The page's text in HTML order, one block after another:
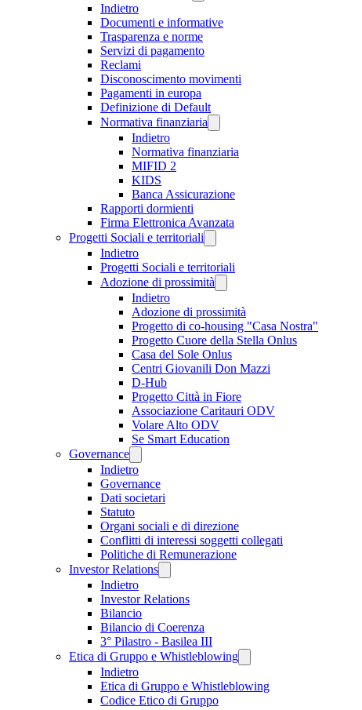
Indietro
Documenti e informative
Trasparenza e norme
Servizi di pagamento
Reclami
Disconoscimento movimenti
Pagamenti in europa
Definizione di Default
Normativa finanziaria
Indietro
Normativa finanziaria
MIFID 2
KIDS
Banca Assicurazione
Rapporti dormienti
Firma Elettronica Avanzata
Progetti Sociali e territoriali
Indietro
Progetti Sociali e territoriali
Adozione di prossimità
Indietro
Adozione di prossimità
Progetto di co-housing "Casa Nostra"
Progetto Cuore della Stella Onlus
Casa del Sole Onlus
Centri Giovanili Don Mazzi
D-Hub
Progetto Città in Fiore
Associazione Caritauri ODV
Volare Alto ODV
Se Smart Education
Governance
Indietro
Governance
Dati societari
Statuto
Organi sociali e di direzione
Conflitti di interessi soggetti collegati
Politiche di Remunerazione
Investor Relations
Indietro
Investor Relations
Bilancio
Bilancio di Coerenza
3° Pilastro - Basilea III
Etica di Gruppo e Whistleblowing
Indietro
Etica di Gruppo e Whistleblowing
Codice Etico di Gruppo